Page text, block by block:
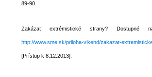
89-
Zakázať extrémistické strany? Dostupné
http://www.sme.sk/priloha-vikend/zakazat-
[Prístup k